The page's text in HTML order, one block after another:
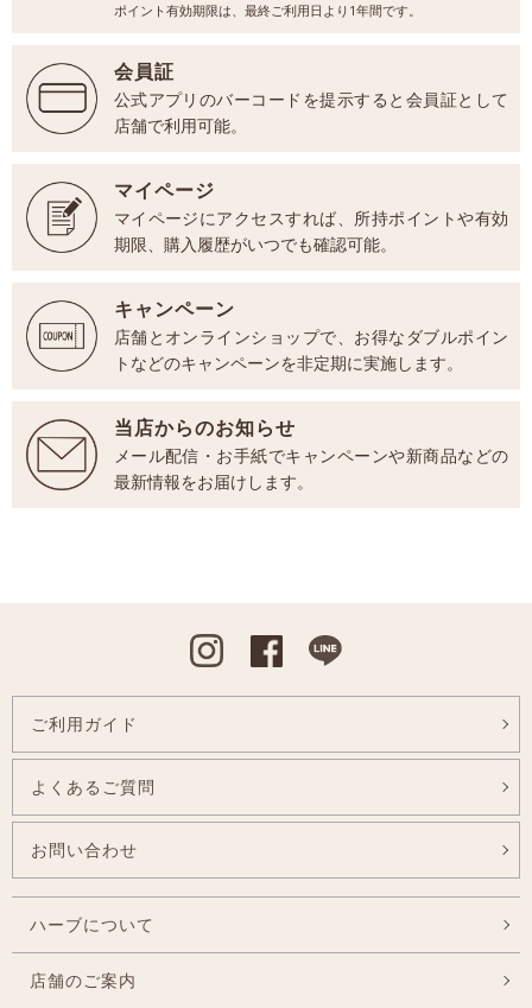
ポイント有効期限は、最終ご利用日より1年間です。
会員証
公式アプリのバーコードを提示すると会員証として
店舗で利用可能。
マイページ
マイページにアクセスすれば、所持ポイントや有効
期限、購入履歴がいつでも確認可能。
キャンペーン
店舗とオンラインショップで、お得なダブルポイン
トなどのキャンペーンを非定期に実施します。
当店からのお知らせ
メール配信・お手紙でキャンペーンや新商品などの
最新情報をお届けします。
Instagram
ご利用ガイド
よくあるご質問
お問い合わせ
ハーブについて
店舗のご案内